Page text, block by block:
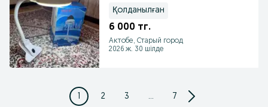
Қолданылған
6 000 тг.
Актобе, Старый город
2026 ж. 30 шілде
1 2 3 ... 7